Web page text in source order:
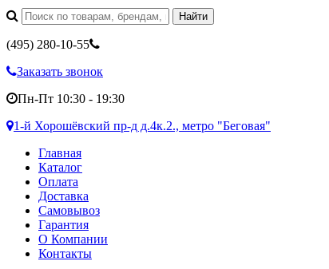
(495) 280-10-55
Заказать звонок
Пн-Пт 10:30 - 19:30
1-й Хорошёвский пр-д д.4к.2., метро "Беговая"
Главная
Каталог
Оплата
Доставка
Самовывоз
Гарантия
О Компании
Контакты